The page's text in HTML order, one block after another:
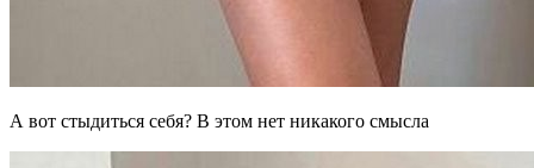
А вот стыдиться себя? В этом нет никакого смысла